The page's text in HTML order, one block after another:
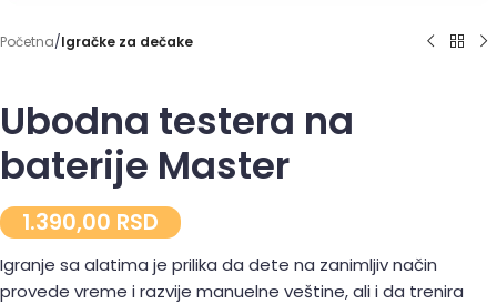
Početna Igračke za dečake
Ubodna testera na
baterije Master
1.390,00 RSD
Igranje sa alatima je prilika da dete na zanimljiv način
provede vreme i razvije manuelne veštine, ali i da trenira